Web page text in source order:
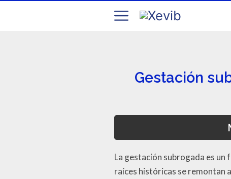
Gestación
La gestación subrogada es
raíces históricas se remontan